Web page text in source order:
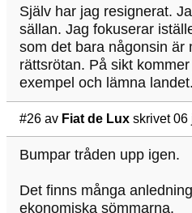
Själv har jag resignerat.
sällan. Jag fokuserar
som det bara någonsin är
rättsrötan. På sikt
exempel och lämna landet.
#26 av Fiat de Lux skrivet 06
Bumpar tråden upp igen.
Det finns många
ekonomiska sömmarna.